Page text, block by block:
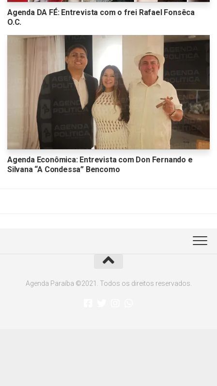
Agenda DA FÉ: Entrevista com o frei Rafael Fonsêca
O.C.
Agenda Econômica: Entrevista com Don Fernando e
Silvana “A Condessa” Bencomo
Agenda Paraíba ©2021. Todos os direitos reservados.